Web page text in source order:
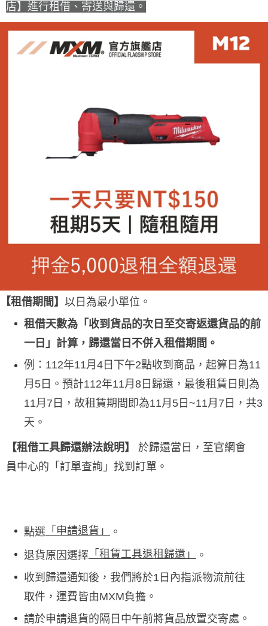
店】進行租借、寄送與歸還。
【租借期間】 以日為最小單位。
租借天數為「收到貨品的次日至交寄返還貨品的前
一日」計算，歸還當日不併入租借期間。
例：112年11月4日下午2點收到商品，起算日為11
月5日。預計112年11月8日歸還，最後租賃日則為
11月7日，故租賃期間即為11月5日~11月7日，共3
天。
【租借工具歸還辦法說明】
於歸還當日，至官網會
員中心的「訂單查詢」找到訂單。
點選 「申請退貨」
。
退貨原因選擇 「租賃工具退租歸還」
。
收到歸還通知後，我們將於1日內指派物流前往
取件，運費皆由MXM負擔。
請於申請退貨的隔日中午前將貨品放置交寄處。